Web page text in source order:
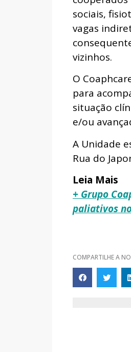
sociais,
vagas
vizinhos.
O
para
situação
e/ou
A Unidade
Rua do
Leia Mais
+ Grupo
paliativos
COMPARTILHE A